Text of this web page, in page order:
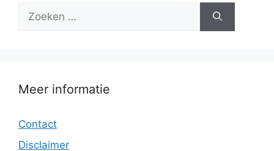
Zoek
Meer informatie
Contact
Disclaimer